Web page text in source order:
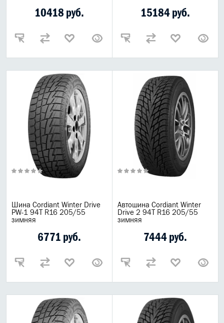
Лукойл
Motul
G-Energy
Mannol
Zic
Масла Hi-Gear
LUXE
Bizol
Ruseff
ReinWell
Lubex
Opet
Газпром масла
Расходные материалы
Спецпредложение
Новинки
Горячие предложения
Распродажа Gazpromneft
10418 руб. 15184 руб.
Шина Cordiant Winter Drive
PW-1 94T R16 205/55
зимняя
6771 руб.
Автошина Cordiant Winter
Drive 2 94T R16 205/55
зимняя
7444 руб.